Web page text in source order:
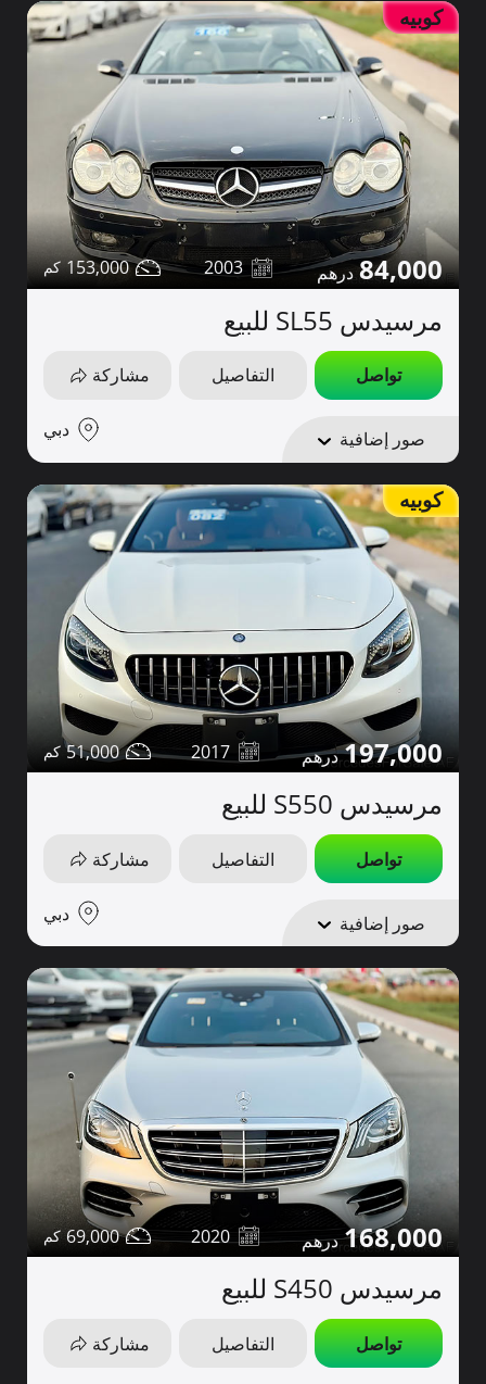
كوبيه
84,000
2003
153,000
مرسيدس SL55 للبيع
تواصل التفاصيل مشاركة
صور إضافية دبي
كوبيه
197,000
2017
51,000
مرسيدس S550 للبيع
تواصل التفاصيل مشاركة
صور إضافية دبي
168,000
2020
69,000
مرسيدس S450 للبيع
تواصل التفاصيل مشاركة